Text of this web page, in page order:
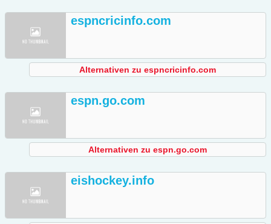
espncricinfo.com
Alternativen zu espncricinfo.com
espn.go.com
Alternativen zu espn.go.com
eishockey.info